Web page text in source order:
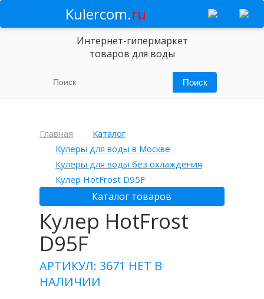
Kulercom.ru
Интернет-гипермаркет
товаров для воды
Главная
Каталог
Кулеры для воды в Москве
Кулеры для воды без охлаждения
Кулер HotFrost D95F
Каталог товаров
Кулер HotFrost
D95F
АРТИКУЛ: 3671 НЕТ В
НАЛИЧИИ